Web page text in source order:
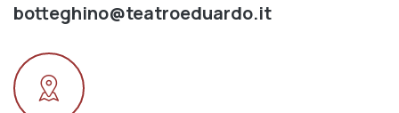
botteghino@teatroeduardo.it